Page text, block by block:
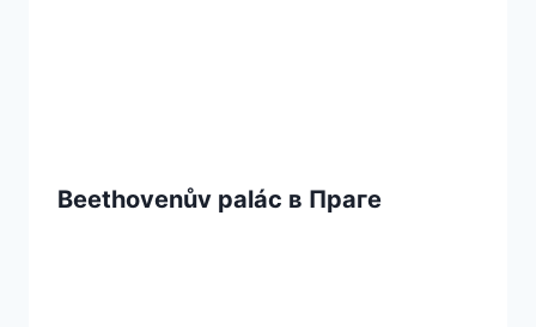
Beethovenův palác в Праге